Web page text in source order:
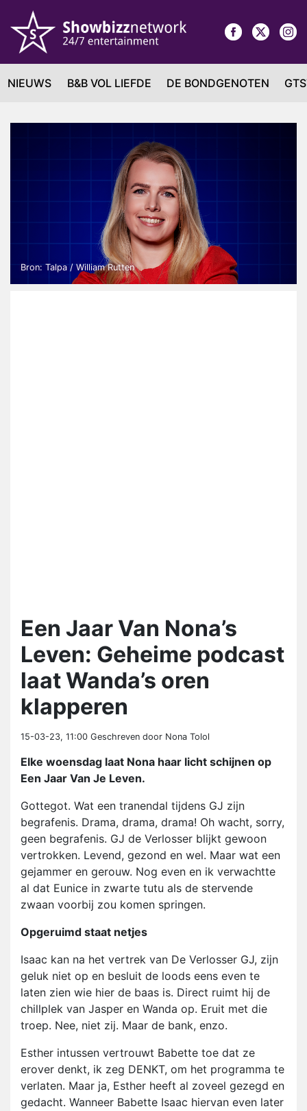
NIEUWS B&B VOL LIEFDE DE BONDGENOTEN
Bron: Talpa / William Rutten
Een Jaar Van Nona’s
Leven: Geheime podcast
laat Wanda’s oren
klapperen
15-03-23, 11:00 Geschreven door Nona Tolol
Elke woensdag laat Nona haar licht schijnen op
Een Jaar Van Je Leven.
Gottegot. Wat een tranendal tijdens GJ zijn
begrafenis. Drama, drama, drama! Oh wacht, sorry,
geen begrafenis. GJ de Verlosser blijkt gewoon
vertrokken. Levend, gezond en wel. Maar wat een
gejammer en gerouw. Nog even en ik verwachtte
al dat Eunice in zwarte tutu als de stervende
zwaan voorbij zou komen springen.
Opgeruimd staat netjes
Isaac kan na het vertrek van De Verlosser GJ, zijn
geluk niet op en besluit de loods eens even te
laten zien wie hier de baas is. Direct ruimt hij de
chillplek van Jasper en Wanda op. Eruit met die
troep. Nee, niet zij. Maar de bank, enzo.
Esther intussen vertrouwt Babette toe dat ze
erover denkt, ik zeg DENKT, om het programma te
verlaten. Maar ja, Esther heeft al zoveel gezegd en
gedacht. Wanneer Babette Isaac hiervan even later